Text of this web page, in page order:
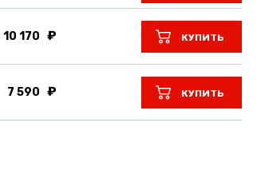
10 170 КУПИТЬ
7 590 КУПИТЬ